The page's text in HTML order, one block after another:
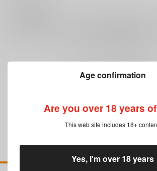
Age confirmation
Are you over 18 years
This web site includes 18+
Yes, I'm over 18 years